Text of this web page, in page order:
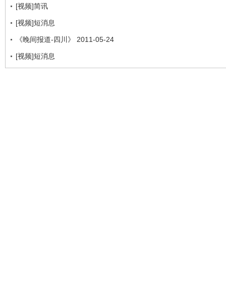
[视频]简讯
[视频]短消息
《晚间报道-四川》 2011-05-24
[视频]短消息